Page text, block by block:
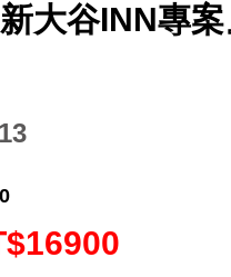
大谷INN專